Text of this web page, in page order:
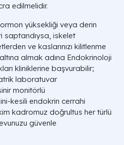
edilmelidir.
yüksekliği veya derin
saptandıysa, iskelet
ve kaslarınızı kilitlenme
almak adına Endokrinoloji
kliniklerine başvurabilir;
laboratuvar
monitörlü
kesili endokrin cerrahi
kadromuz doğrultus her türlü
güvenle